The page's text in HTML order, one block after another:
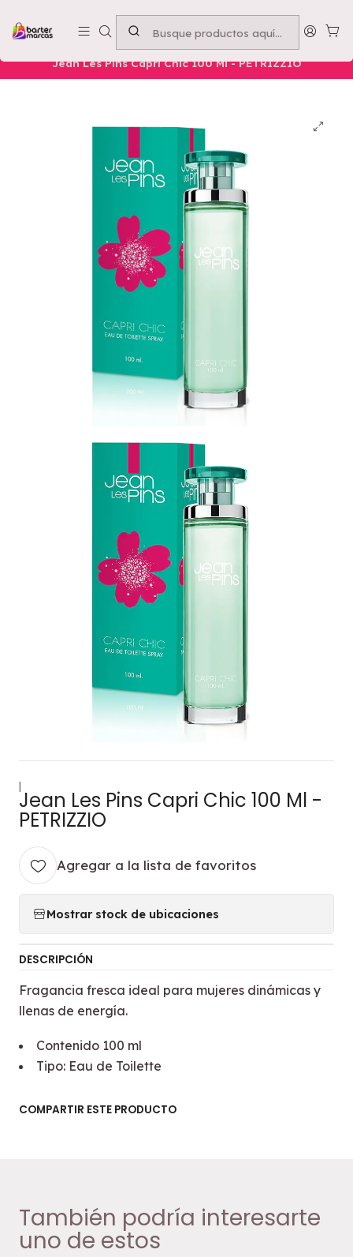
Emprende con nosotros -Compra mínima $50.000
Nuestros Productos Belleza Cuerpo
Jean Les Pins Capri Chic 100 Ml - PETRIZZIO
|
Jean Les Pins Capri Chic 100 Ml -
PETRIZZIO
Agregar a la lista de favoritos
Mostrar stock de ubicaciones
DESCRIPCIÓN
Fragancia fresca ideal para mujeres dinámicas y
llenas de energía.
Contenido 100 ml
Tipo: Eau de Toilette
COMPARTIR ESTE PRODUCTO
También podría interesarte
uno de estos